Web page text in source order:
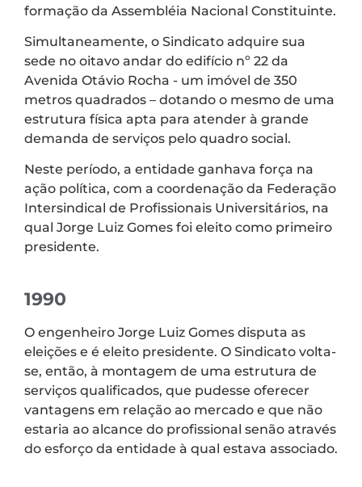
formação da Assembléia Nacional Constituinte.
Simultaneamente, o Sindicato adquire sua
sede no oitavo andar do edifício nº 22 da
Avenida Otávio Rocha - um imóvel de 350
metros quadrados – dotando o mesmo de uma
estrutura física apta para atender à grande
demanda de serviços pelo quadro social.
Neste período, a entidade ganhava força na
ação política, com a coordenação da Federação
Intersindical de Profissionais Universitários, na
qual Jorge Luiz Gomes foi eleito como primeiro
presidente.
1990
O engenheiro Jorge Luiz Gomes disputa as
eleições e é eleito presidente. O Sindicato volta-
se, então, à montagem de uma estrutura de
serviços qualificados, que pudesse oferecer
vantagens em relação ao mercado e que não
estaria ao alcance do profissional senão através
do esforço da entidade à qual estava associado.